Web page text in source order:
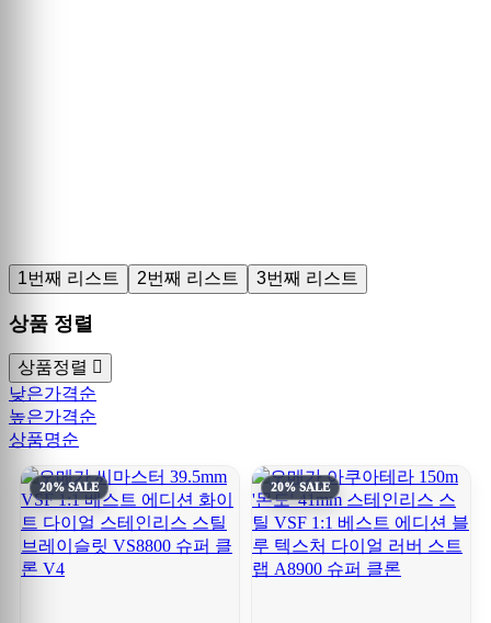
1번째 리스트 2번째 리스트 3번째 리스트
상품 정렬
상품정렬
낮은가격순
높은가격순
상품명순
20% SALE 20% SALE